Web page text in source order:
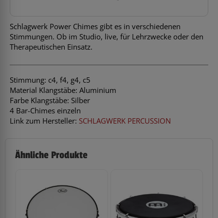
Schlagwerk Power Chimes gibt es in verschiedenen
Stimmungen. Ob im Studio, live, für Lehrzwecke oder den
Therapeutischen Einsatz.
Stimmung: c4, f4, g4, c5
Material Klangstäbe: Aluminium
Farbe Klangstäbe: Silber
4 Bar-Chimes einzeln
Link zum Hersteller: SCHLAGWERK PERCUSSION
Ähnliche Produkte